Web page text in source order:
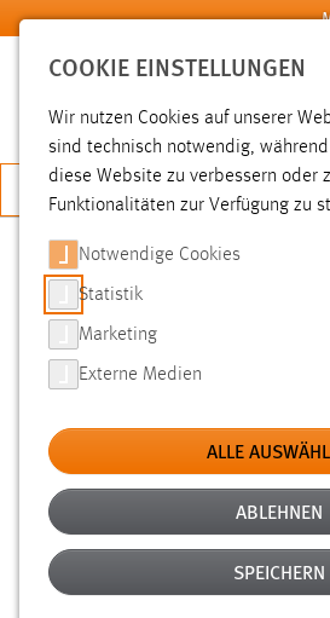
Zum Hauptinhalt springen
JETZT
SUCHE
FILTER
Typ
Erstellungsdatum
Alter
COOKIE EINSTELLUNGEN
Wir nutzen Cookies auf unserer
sind technisch notwendig,
diese Website zu verbessern oder
Funktionalitäten zur Verfügung zu
Notwendige Cookies
Statistik
Marketing
Externe Medien
ALLE
ABLEHNEN
SPEICHERN